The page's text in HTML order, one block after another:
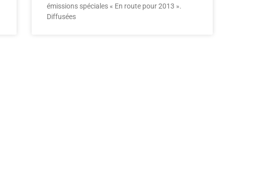
émissions spéciales « En route pour 2013 ».
Diffusées